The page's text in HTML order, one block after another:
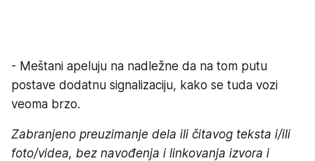
- Meštani apeluju na nadležne da na tom putu
postave dodatnu signalizaciju, kako se tuda vozi
veoma brzo.
Zabranjeno preuzimanje dela ili čitavog teksta i/ili
foto/videa, bez navođenja i linkovanja izvora i